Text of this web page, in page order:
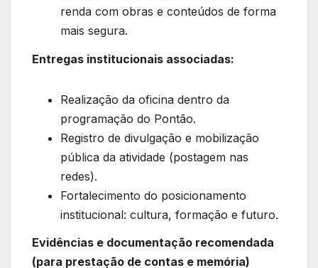
renda com obras e conteúdos de forma
mais segura.
Entregas institucionais associadas:
Realização da oficina dentro da
programação do Pontão.
Registro de divulgação e mobilização
pública da atividade (postagem nas
redes).
Fortalecimento do posicionamento
institucional: cultura, formação e futuro.
Evidências e documentação recomendada
(para prestação de contas e memória)